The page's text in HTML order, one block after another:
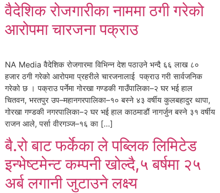
वैदेशिक रोजगारीका नाममा ठगी गरेको
आरोपमा चारजना पक्राउ
NA Media वैदेशिक रोजगारमा विभिन्न देश पठाउने भन्दै ६६ लाख ८०
हजार ठगी गरेको आरोपमा प्रहरीले चारजनालाई पक्राउ गरी सार्वजनिक
गरेको छ । पक्राउ पर्नेमा गोरखा गण्डकी गाउँपालिका–२ घर भई हाल
चितवन, भरतपुर उप–महानगरपालिका–१० बस्ने ४३ वर्षीय कुलबहादुर थापा,
गोरखा गण्डकी नगरपालिका–२ घर भई हाल काठमाडौं नागर्जुन बस्ने ३१ वर्षीय
राजन आले, पर्सा वीरगञ्ज–१६ का […]
बै.रो बाट फर्केका ले पब्लिक लिमिटेड
इन्भेष्टमेन्ट कम्पनी खोल्दै,५ बर्षमा २५
अर्ब लगानी जुटाउने लक्ष्य